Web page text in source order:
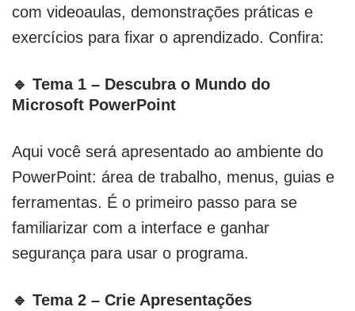
com videoaulas, demonstrações práticas e
exercícios para fixar o aprendizado. Confira:
🔹 Tema 1 – Descubra o Mundo do
Microsoft PowerPoint
Aqui você será apresentado ao ambiente do
PowerPoint: área de trabalho, menus, guias e
ferramentas. É o primeiro passo para se
familiarizar com a interface e ganhar
segurança para usar o programa.
🔹 Tema 2 – Crie Apresentações